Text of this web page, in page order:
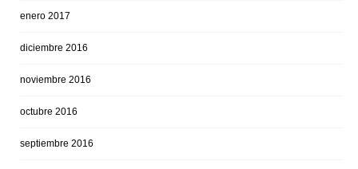
enero 2017
diciembre 2016
noviembre 2016
octubre 2016
septiembre 2016